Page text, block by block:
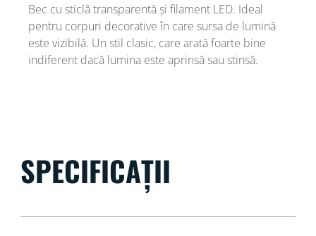
Bec cu sticlă transparentă și filament LED. Ideal
pentru corpuri decorative în care sursa de lumină
este vizibilă. Un stil clasic, care arată foarte bine
indiferent dacă lumina este aprinsă sau stinsă.
SPECIFICAȚII